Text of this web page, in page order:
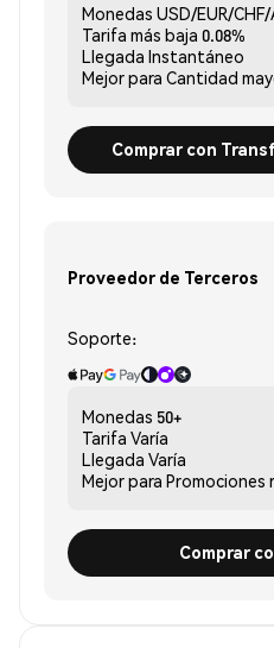
Monedas USD/EUR/
Tarifa más baja 0.08%
Llegada Instantáneo
Mejor para Cantidad
Comprar con
Proveedor de Terceros
Soporte:
Monedas 50+
Tarifa Varía
Llegada Varía
Mejor para Promociones
Comprar